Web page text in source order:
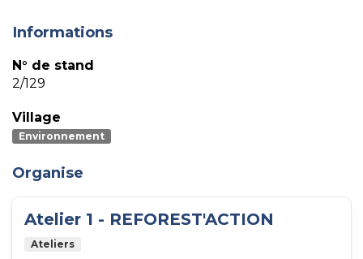
Informations
N° de stand
2/129
Village
Environnement
Organise
Atelier 1 - REFOREST'ACTION
Ateliers